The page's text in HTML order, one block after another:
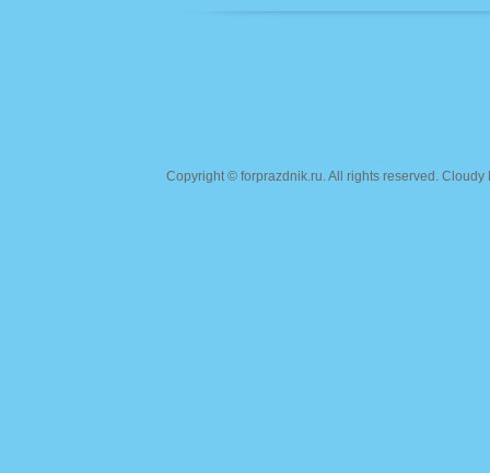
Copyright © forprazdnik.ru. All rights reserved.